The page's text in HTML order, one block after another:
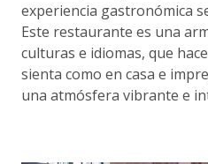
experiencia gastronómica
Este restaurante es una
culturas e idiomas, que
sienta como en casa e
una atmósfera vibrante e